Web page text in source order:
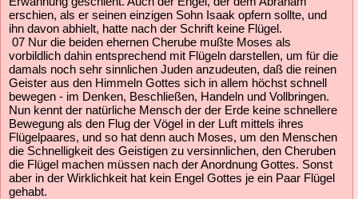
erschien, als er seinen einzigen Sohn Isaak opfern sollte, und
ihn davon abhielt, hatte nach der Schrift keine Flügel.
07 Nur die beiden ehernen Cherube mußte Moses als
vorbildlich dahin entsprechend mit Flügeln darstellen, um für die
damals noch sehr sinnlichen Juden anzudeuten, daß die reinen
Geister aus den Himmeln Gottes sich in allem höchst schnell
bewegen - im Denken, Beschließen, Handeln und Vollbringen.
Nun kennt der natürliche Mensch der der Erde keine schnellere
Bewegung als den Flug der Vögel in der Luft mittels ihres
Flügelpaares, und so hat denn auch Moses, um den Menschen
die Schnelligkeit des Geistigen zu versinnlichen, den Cheruben
die Flügel machen müssen nach der Anordnung Gottes. Sonst
aber in der Wirklichkeit hat kein Engel Gottes je ein Paar Flügel
gehabt.